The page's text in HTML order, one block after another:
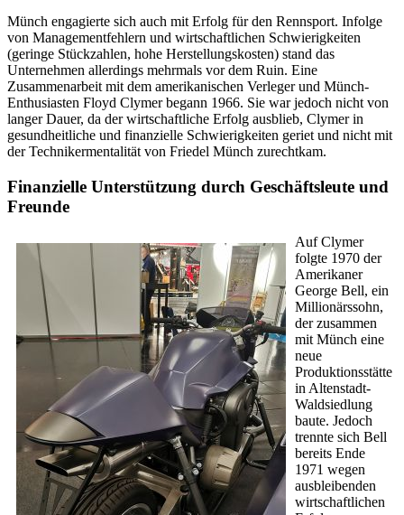
Münch engagierte sich auch mit Erfolg für den Rennsport. Infolge
von Managementfehlern und wirtschaftlichen Schwierigkeiten
(geringe Stückzahlen, hohe Herstellungskosten) stand das
Unternehmen allerdings mehrmals vor dem Ruin. Eine
Zusammenarbeit mit dem amerikanischen Verleger und Münch-
Enthusiasten Floyd Clymer begann 1966. Sie war jedoch nicht von
langer Dauer, da der wirtschaftliche Erfolg ausblieb, Clymer in
gesundheitliche und finanzielle Schwierigkeiten geriet und nicht mit
der Technikermentalität von Friedel Münch zurechtkam.
Finanzielle Unterstützung durch Geschäftsleute und
Freunde
Auf Clymer
folgte 1970 der
Amerikaner
George Bell, ein
Millionärssohn,
der zusammen
mit Münch eine
neue
Produktionsstätte
in Altenstadt-
Waldsiedlung
baute. Jedoch
trennte sich Bell
bereits Ende
1971 wegen
ausbleibenden
wirtschaftlichen